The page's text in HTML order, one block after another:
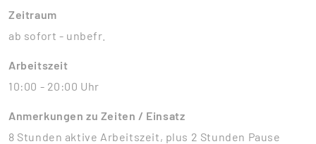
Zeitraum
ab sofort - unbefr.
Arbeitszeit
10:00 - 20:00 Uhr
Anmerkungen zu Zeiten / Einsatz
8 Stunden aktive Arbeitszeit, plus 2 Stunden Pause